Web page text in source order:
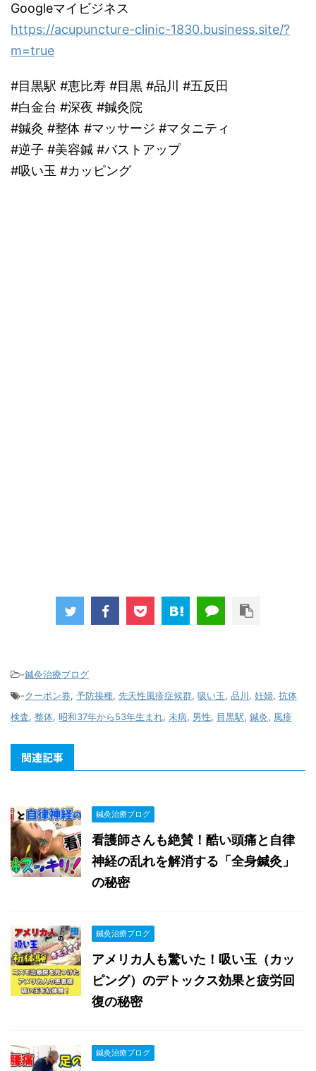
Googleマイビジネス
https://acupuncture-clinic-1830.business.site/?
m=true
#目黒駅 #恵比寿 #目黒 #品川 #五反田
#白金台 #深夜 #鍼灸院
#鍼灸 #整体 #マッサージ #マタニティ
#逆子 #美容鍼 #バストアップ
#吸い玉 #カッピング
-鍼灸治療ブログ
-クーポン券, 予防接種, 先天性風疹症候群, 吸い玉, 品川, 妊婦, 抗体
検査, 整体, 昭和37年から53年生まれ, 未病, 男性, 目黒駅, 鍼灸, 風疹
関連記事
鍼灸治療ブログ
看護師さんも絶賛！酷い頭痛と自律
神経の乱れを解消する「全身鍼灸」
の秘密
鍼灸治療ブログ
アメリカ人も驚いた！吸い玉（カッ
ピング）のデトックス効果と疲労回
復の秘密
鍼灸治療ブログ